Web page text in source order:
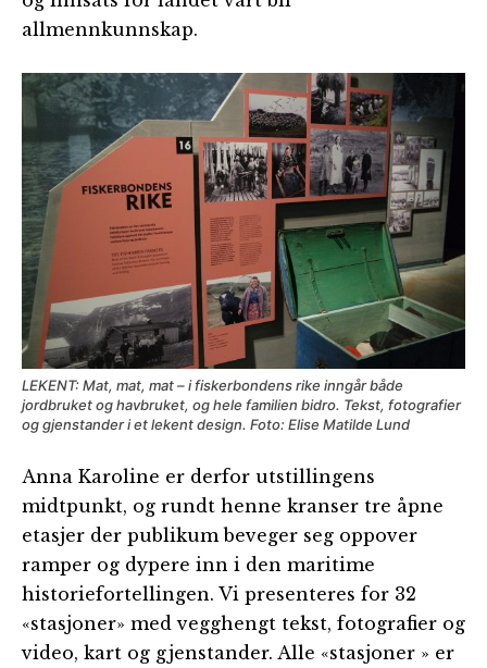
allmennkunnskap.
LEKENT: Mat, mat, mat – i fiskerbondens rike inngår både
jordbruket og havbruket, og hele familien bidro. Tekst, fotografier
og gjenstander i et lekent design. Foto: Elise Matilde Lund
Anna Karoline er derfor utstillingens
midtpunkt, og rundt henne kranser tre åpne
etasjer der publikum beveger seg oppover
ramper og dypere inn i den maritime
historiefortellingen. Vi presenteres for 32
«stasjoner» med vegghengt tekst, fotografier og
video, kart og gjenstander. Alle «stasjoner » er